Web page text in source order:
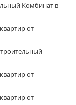
Комбинат в
от
от
от